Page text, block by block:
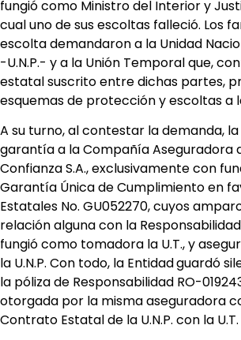
fungió como Ministro del Interior y
cual uno de sus escoltas falleció. Los
escolta demandaron a la Unidad
-U.N.P.- y a la Unión Temporal que,
estatal suscrito entre dichas partes,
esquemas de protección y escoltas a
A su turno, al contestar la demanda, la
garantía a la Compañía Aseguradora
Confianza S.A., exclusivamente con
Garantía Única de Cumplimiento en
Estatales No. GU052270, cuyos
relación alguna con la
fungió como tomadora la U.T., y
la U.N.P. Con todo, la Entidadguardó
la póliza de Responsabilidad RO-
otorgada por la misma aseguradora
Contrato Estatal de la U.N.P. con la U.T.